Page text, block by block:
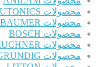
محصولات AUTONICS
محصولات BAUMER
محصولات BOSCH
محصولات EUCHNER
محصولات GRUNDIG